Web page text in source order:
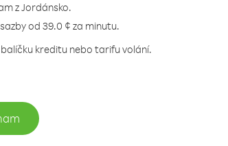
z Jordánsko.
od 39.0 ¢ za minutu.
kreditu nebo tarifu volání.